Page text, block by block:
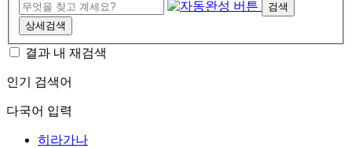
검색
상세검색
결과 내 재검색
인기 검색어
다국어 입력
히라가나